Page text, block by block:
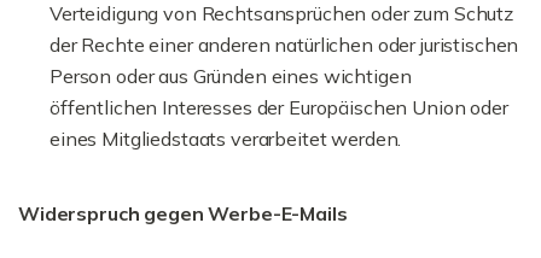
Verteidigung von Rechtsansprüchen oder zum Schutz
der Rechte einer anderen natürlichen oder juristischen
Person oder aus Gründen eines wichtigen
öffentlichen Interesses der Europäischen Union oder
eines Mitgliedstaats verarbeitet werden.
Widerspruch gegen Werbe-E-Mails